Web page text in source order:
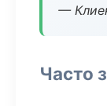
—
Часто